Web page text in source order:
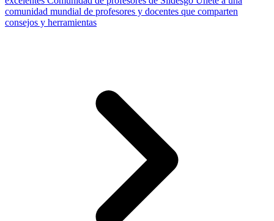
comunidad mundial de profesores y docentes que comparten
consejos y herramientas